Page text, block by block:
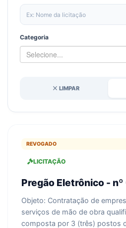
REVOGADO
LICITAÇÃO
Pregão Eletrônico -
Objeto: Contratação de
serviços de mão de obra
composta por 3 (três) postos
Categoria
Selecione...
close LIMPAR